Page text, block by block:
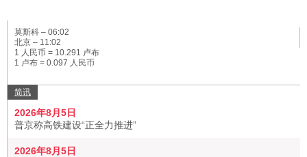
莫斯科 – 06:02
北京 – 11:02
1 人民币 = 10.291 卢布
1 卢布 = 0.097 人民币
简讯
2026年8月5日
普京称高铁建设“正全力推进”
2026年8月5日